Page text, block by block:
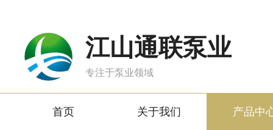
江山通联泵业
专注于泵业领域
首页 关于我们 产品中